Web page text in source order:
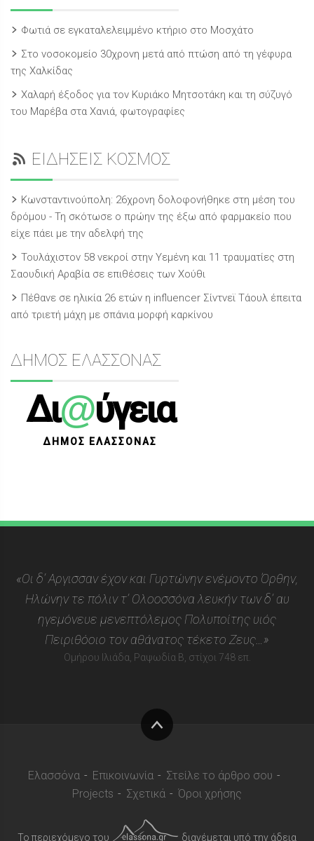
Φωτιά σε εγκαταλελειμμένο κτήριο στο Μοσχάτο
Στο νοσοκομείο 30χρονη μετά από πτώση από τη γέφυρα
της Χαλκίδας
Χαλαρή έξοδος για τον Κυριάκο Μητσοτάκη και τη σύζυγό
του Μαρέβα στα Χανιά, φωτογραφίες
ΕΙΔΗΣΕΙΣ ΚΟΣΜΟΣ
Κωνσταντινούπολη: 26χρονη δολοφονήθηκε στη μέση του
δρόμου - Τη σκότωσε ο πρώην της έξω από φαρμακείο που
είχε πάει με την αδελφή της
Τουλάχιστον 58 νεκροί στην Υεμένη και 11 τραυματίες στη
Σαουδική Αραβία σε επιθέσεις των Χούθι
Πέθανε σε ηλικία 26 ετών η influencer Σίντνεϊ Τάουλ έπειτα
από τριετή μάχη με σπάνια μορφή καρκίνου
ΔΗΜΟΣ ΕΛΑΣΣΟΝΑΣ
Δι@ύγεια
ΔΗΜΟΣ ΕΛΑΣΣΟΝΑΣ
«Οι δ’ Αργισσαν έχον και Γυρτώνην ενέμοντο Όρθην,
Ηλώνην τε πόλιν τ’ Ολοοσσόνα λευκήν των δ’ αυ
ηγεμόνευε μενεπτόλεμος Πολυποίτης υιός
Πειριθόοιο τον αθάνατος τέκετο Ζευς…»
Ομήρου Ιλιάδα, Ραψωδία Β, στίχοι 748 επ.
Ελασσόνα Επικοινωνία
Στείλε το άρθρο σου
Projects
Σχετικά Όροι χρήσης
Το περιεχόμενο του διανέμεται υπό την άδεια